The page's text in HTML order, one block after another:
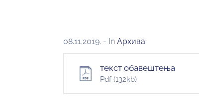
08.11.2019. - In Архива
текст обавештења
Pdf(132kb)